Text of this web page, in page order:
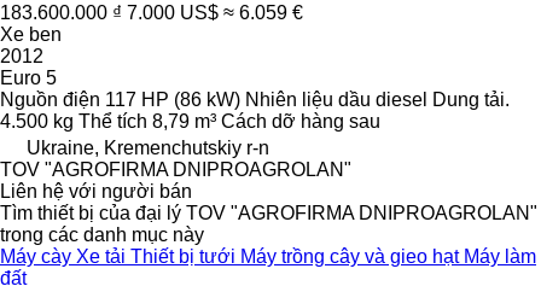
183.600.000 ₫ 7.000 US$ ≈ 6.059 €
Xe ben
2012
Euro 5
Nguồn điện 117 HP (86 kW) Nhiên liệu dầu diesel Dung tải.
4.500 kg Thể tích 8,79 m³ Cách dỡ hàng sau
Ukraine, Kremenchutskiy r-n
TOV "AGROFIRMA DNIPROAGROLAN"
Liên hệ với người bán
Tìm thiết bị của đại lý TOV "AGROFIRMA DNIPROAGROLAN"
trong các danh mục này
Máy cày Xe tải Thiết bị tưới Máy trồng cây và gieo hạt Máy làm
đất